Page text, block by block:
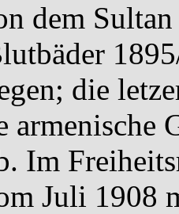
dem
die
Im
Juli 1908